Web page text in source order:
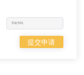
提交申请